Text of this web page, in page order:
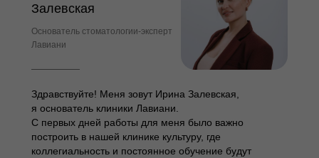
Основатель стоматологии-эксперт
Лавиани
Залевская
Здравствуйте! Меня зовут Ирина Залевская,
я основатель клиники Лавиани.
С первых дней работы для меня было важно
построить в нашей клинике культуру, где
коллегиальность и постоянное обучение будут